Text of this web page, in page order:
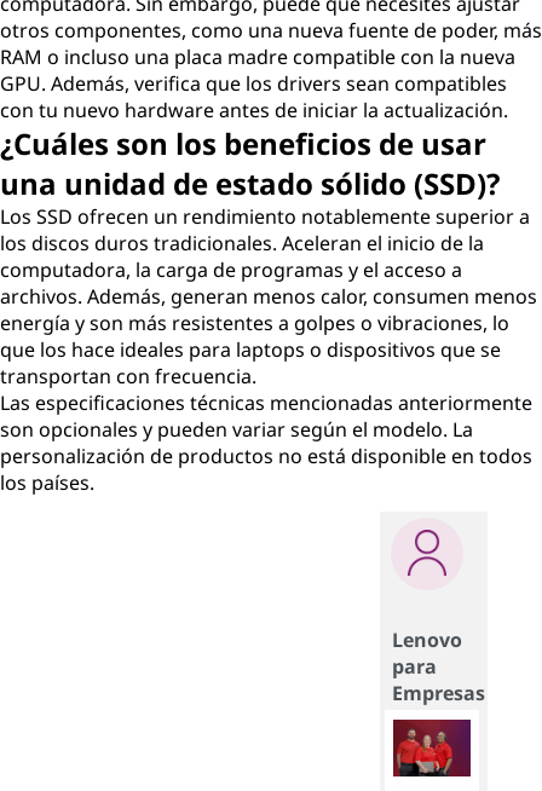
otros componentes, como una nueva fuente de poder, más
RAM o incluso una placa madre compatible con la nueva
GPU. Además, verifica que los drivers sean compatibles
con tu nuevo hardware antes de iniciar la actualización.
¿Cuáles son los beneficios de usar
una unidad de estado sólido (SSD)?
Los SSD ofrecen un rendimiento notablemente superior a
los discos duros tradicionales. Aceleran el inicio de la
computadora, la carga de programas y el acceso a
archivos. Además, generan menos calor, consumen menos
energía y son más resistentes a golpes o vibraciones, lo
que los hace ideales para laptops o dispositivos que se
transportan con frecuencia.
Las especificaciones técnicas mencionadas anteriormente
son opcionales y pueden variar según el modelo. La
personalización de productos no está disponible en todos
los países.
Lenovo
para
Empresas